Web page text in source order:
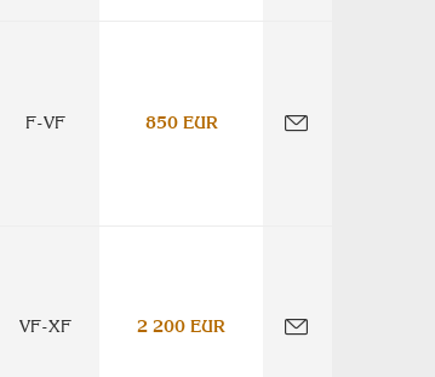
F-VF 850 EUR
VF-XF 2 200 EUR